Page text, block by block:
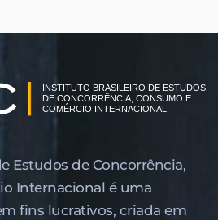
Estudos de Concor­rência,
Internacional é uma
fins lucrativos, criada em